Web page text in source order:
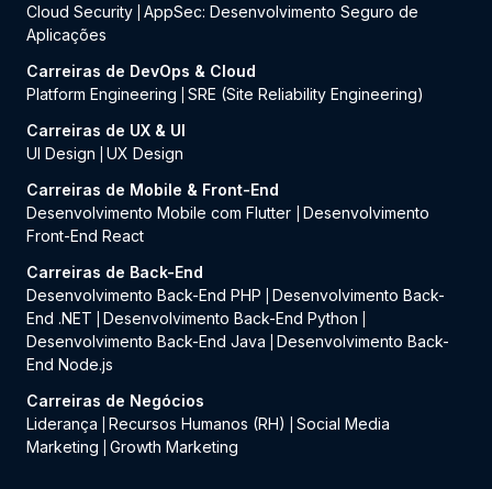
Cloud Security AppSec: Desenvolvimento Seguro de
Aplicações
Carreiras de DevOps & Cloud
Platform Engineering
SRE (Site Reliability Engineering)
Carreiras de UX & UI
UI Design
UX Design
Carreiras de Mobile & Front-End
Desenvolvimento Mobile com Flutter
Desenvolvimento
Front-End React
Carreiras de Back-End
Desenvolvimento Back-End PHP
Desenvolvimento Back-
End .NET
Desenvolvimento Back-End Python
Desenvolvimento Back-End Java
Desenvolvimento Back-
End Node.js
Carreiras de Negócios
Liderança
Recursos Humanos (RH)
Social Media
Marketing
Growth Marketing